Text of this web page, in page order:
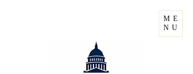
ME
NU